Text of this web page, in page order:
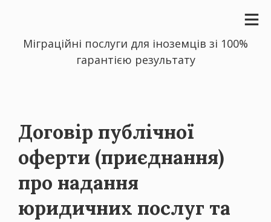
Міграційні послуги для іноземців зі 100%
гарантією результату
Договір публічної
оферти (приєднання)
про надання
юридичних послуг та